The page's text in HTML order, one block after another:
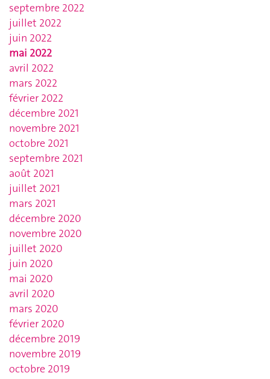
septembre 2022
juillet 2022
juin 2022
mai 2022
avril 2022
mars 2022
février 2022
décembre 2021
novembre 2021
octobre 2021
septembre 2021
août 2021
juillet 2021
mars 2021
décembre 2020
novembre 2020
juillet 2020
juin 2020
mai 2020
avril 2020
mars 2020
février 2020
décembre 2019
novembre 2019
octobre 2019